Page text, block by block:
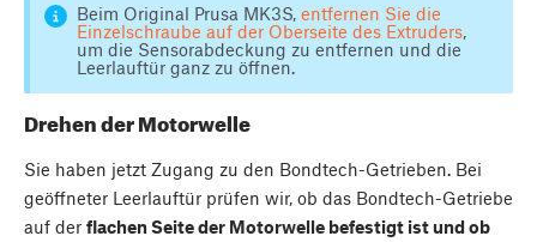
Beim Original Prusa MK3S, entfernen Sie die
Einzelschraube auf der Oberseite des Extruders,
um die Sensorabdeckung zu entfernen und die
Leerlauftür ganz zu öffnen.
Drehen der Motorwelle
Sie haben jetzt Zugang zu den Bondtech-Getrieben. Bei
geöffneter Leerlauftür prüfen wir, ob das Bondtech-Getriebe
auf der flachen Seite der Motorwelle befestigt ist und ob